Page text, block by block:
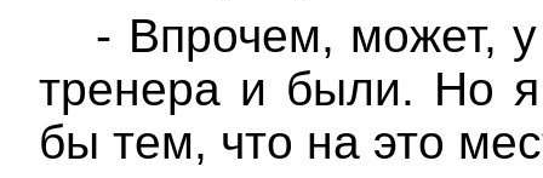
- Впрочем, может, у
тренера и были. Но
бы тем, что на это